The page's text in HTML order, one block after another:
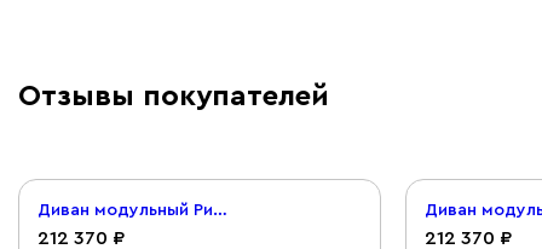
Отзывы покупателей
Диван модульный Риббл 3 Букле Зеленый
212 370 212 370